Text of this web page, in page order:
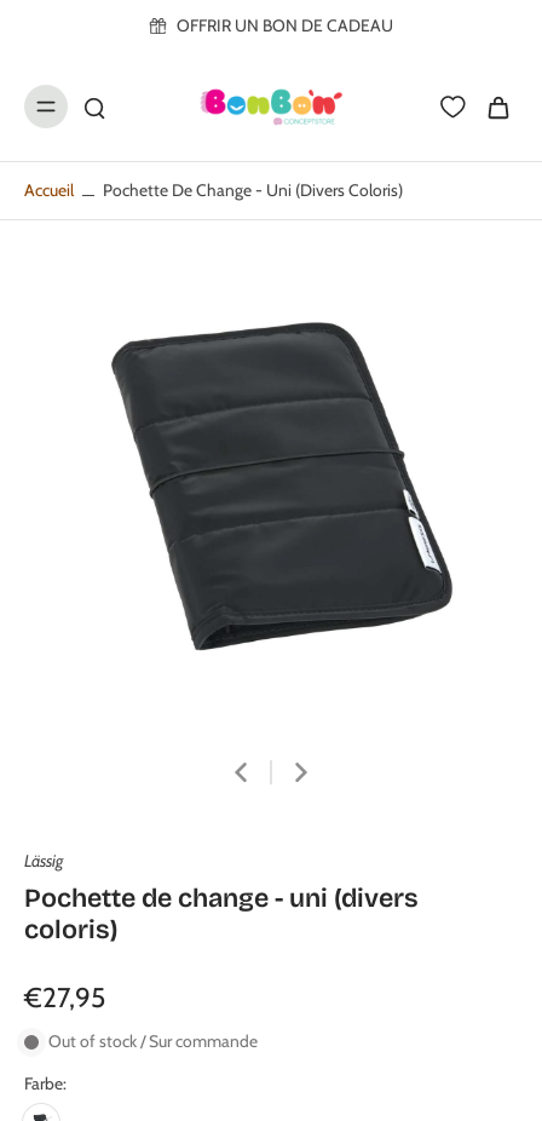
OFFRIR UN BON DE CADEAU
Accueil Pochette De Change - Uni (divers Coloris)
Lässig
Pochette de change - uni (divers
coloris)
€27,95
Out of stock / Sur commande
Farbe: